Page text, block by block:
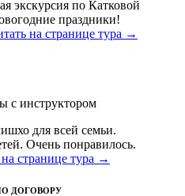
экскурсия по Катковой
праздники!
на странице тура →
с инструктором
для всей семьи.
Очень понравилось.
странице тура →
ДОГОВОРУ